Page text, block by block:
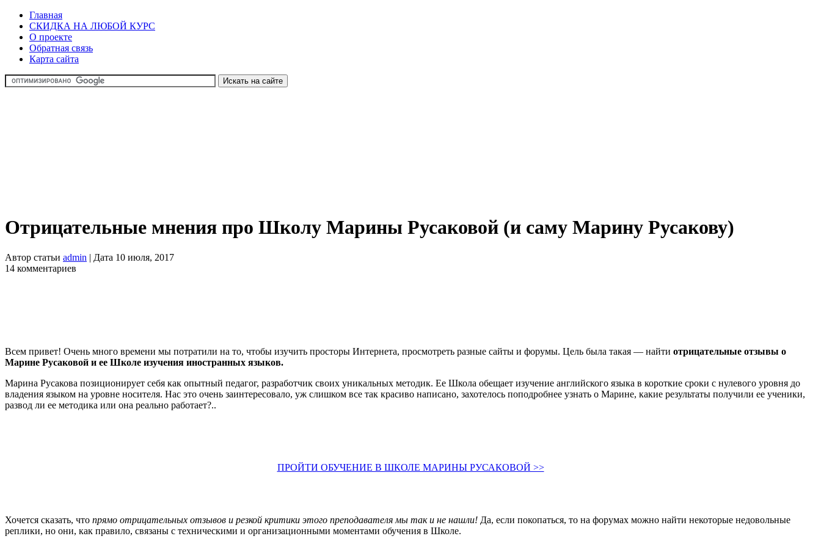
Главная
СКИДКА НА ЛЮБОЙ КУРС
О проекте
Обратная связь
Карта сайта
Отрицательные мнения про Школу Марины Русаковой (и саму Марину Русакову)
Автор статьи admin | Дата 10 июля, 2017
14 комментариев
Всем привет! Очень много времени мы потратили на то, чтобы изучить просторы Интернета, просмотреть разные сайты и форумы. Цель была такая — найти отрицательные отзывы о
Марине Русаковой и ее Школе изучения иностранных языков.
Марина Русакова позиционирует себя как опытный педагог, разработчик своих уникальных методик. Ее Школа обещает изучение английского языка в короткие сроки с нулевого уровня до
владения языком на уровне носителя. Нас это очень заинтересовало, уж слишком все так красиво написано, захотелось поподробнее узнать о Марине, какие результаты получили ее ученики,
развод ли ее методика или она реально работает?..
ПРОЙТИ ОБУЧЕНИЕ В ШКОЛЕ МАРИНЫ РУСАКОВОЙ >>
Хочется сказать, что прямо отрицательных отзывов и резкой критики этого преподавателя мы так и не нашли! Да, если покопаться, то на форумах можно найти некоторые недовольные
реплики, но они, как правило, связаны с техническими и организационными моментами обучения в Школе.